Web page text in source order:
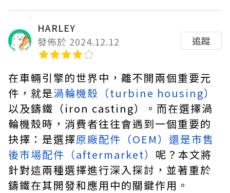
HARLEY
發佈於 2024.12.12
追蹤
在車輛引擎的世界中，離不開兩個重要元
件，就是渦輪機殼（turbine housing）
以及鑄鐵（iron casting）。而在選擇渦
輪機殼時，消費者往往會遇到一個重要的
抉擇：是選擇原廠配件（OEM）還是市售
後市場配件（aftermarket） 呢？本文將
針對這兩種選擇進行深入探討，並著重於
鑄鐵在其開發和應用中的關鍵作用。